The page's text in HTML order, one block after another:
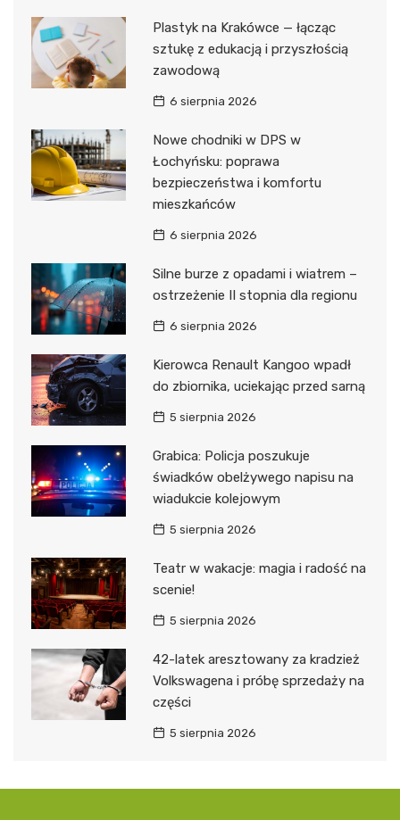
Plastyk na Krakówce — łącząc
sztukę z edukacją i przyszłością
zawodową
6 sierpnia 2026
Nowe chodniki w DPS w
Łochyńsku: poprawa
bezpieczeństwa i komfortu
mieszkańców
6 sierpnia 2026
Silne burze z opadami i wiatrem –
ostrzeżenie II stopnia dla regionu
6 sierpnia 2026
Kierowca Renault Kangoo wpadł
do zbiornika, uciekając przed sarną
5 sierpnia 2026
Grabica: Policja poszukuje
świadków obelżywego napisu na
wiadukcie kolejowym
5 sierpnia 2026
Teatr w wakacje: magia i radość na
scenie!
5 sierpnia 2026
42-latek aresztowany za kradzież
Volkswagena i próbę sprzedaży na
części
5 sierpnia 2026